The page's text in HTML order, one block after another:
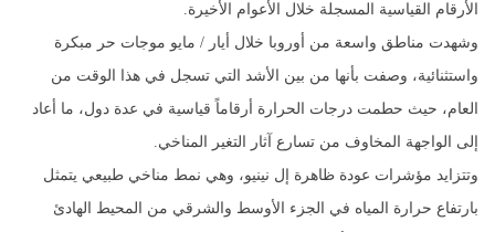
الأرقام القياسية المسجلة خلال الأعوام الأخيرة.
وشهدت مناطق واسعة من أوروبا خلال أيار / مايو موجات حر مبكرة
واستثنائية، وصفت بأنها من بين الأشد التي تسجل في هذا الوقت من
العام، حيث حطمت درجات الحرارة أرقاماً قياسية في عدة دول، ما أعاد
إلى الواجهة المخاوف من تسارع آثار التغير المناخي.
وتتزايد مؤشرات عودة ظاهرة إل نينيو، وهي نمط مناخي طبيعي يتمثل
بارتفاع حرارة المياه في الجزء الأوسط والشرقي من المحيط الهادئ